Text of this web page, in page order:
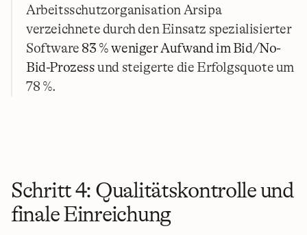
Arbeitsschutzorganisation Arsipa
verzeichnete durch den Einsatz spezialisierter
Software 83 % weniger Aufwand im Bid/No-
Bid-Prozess und steigerte die Erfolgsquote um
78 %.
Schritt 4: Qualitätskontrolle und
finale Einreichung